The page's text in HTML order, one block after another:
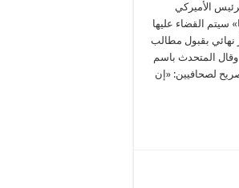
الأميركي
سيتم القضاء عليها
نهائي بقبول مطالب
. وقال المتحدث باسم
لصحافيين: «إن